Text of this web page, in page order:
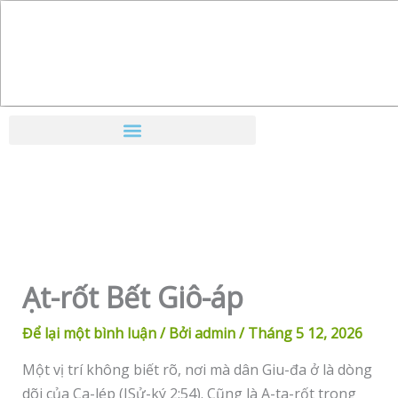
Ạt-rốt Bết Giô-áp
Để lại một bình luận/ Bởiadmin/Tháng 5 12, 2026
Một vị trí không biết rõ, nơi mà dân Giu-đa ở là dòng
dõi của Ca-lép (ISử-ký 2:54). Cũng là A-ta-rốt trong